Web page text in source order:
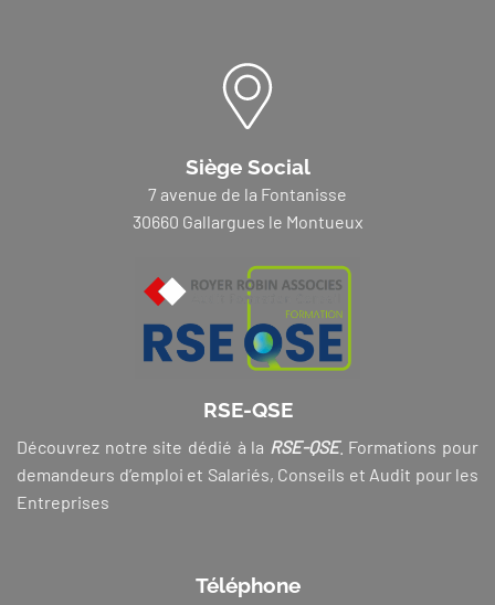
Siège Social
7 avenue de la Fontanisse
30660 Gallargues le Montueux
RSE-QSE
Découvrez notre site dédié à la RSE-QSE. Formations pour
demandeurs d’emploi et Salariés, Conseils et Audit pour les
Entreprises
Téléphone